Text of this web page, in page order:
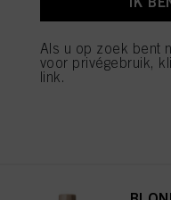
ID-
Als u op zoek bent
voor privégebruik,
link.